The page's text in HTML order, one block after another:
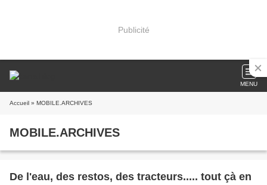
Publicité
MENU
Accueil » MOBILE.ARCHIVES
MOBILE.ARCHIVES
De l'eau, des restos, des tracteurs..... tout çà en